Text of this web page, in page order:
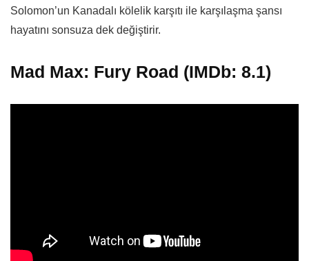
Solomon’un Kanadalı kölelik karşıtı ile karşılaşma şansı
hayatını sonsuza dek değiştirir.
Mad Max: Fury Road (IMDb: 8.1)